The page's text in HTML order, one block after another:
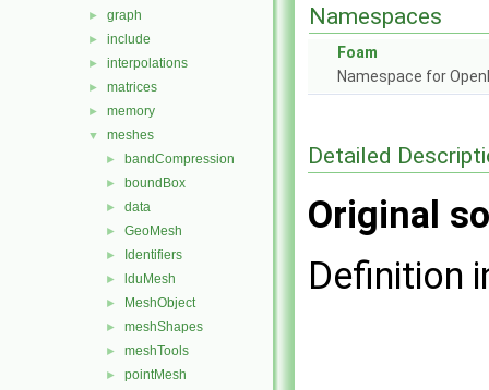
► graph
► include
► interpolations
► matrices
► memory
▼ meshes
► bandCompression
► boundBox
► data
► GeoMesh
► Identifiers
► lduMesh
► MeshObject
► meshShapes
► meshTools
► pointMesh
Namespaces
Foam
Namespace for
Detailed
Original
Definition